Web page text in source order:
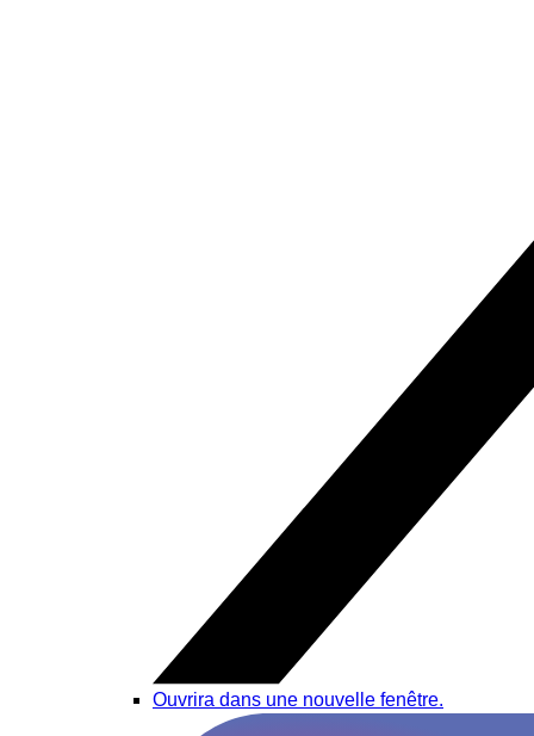
Ouvrira dans une nouvelle fenêtre.